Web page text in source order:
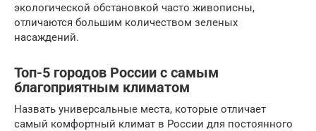
экологической обстановкой часто живописны,
отличаются большим количеством зеленых
насаждений.
Топ-5 городов России с самым
благоприятным климатом
Назвать универсальные места, которые отличает
самый комфортный климат в России для постоянного